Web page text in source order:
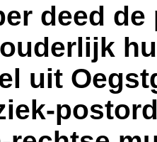
deed
uit